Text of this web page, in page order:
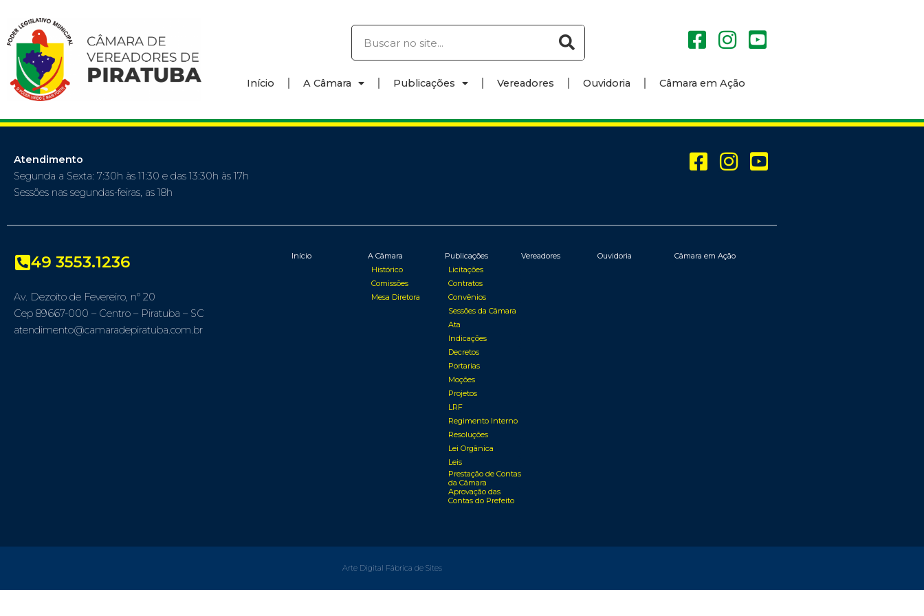
Início A Câmara Publicações Vereadores Ouvidoria Câmara em Ação
Atendimento
Segunda a Sexta: 7:30h às 11:30 e das 13:30h às 17h
Sessões nas segundas-feiras, as 18h
49 3553.1236
Av. Dezoito de Fevereiro, nº 20
Cep 89667-000 – Centro – Piratuba – SC
atendimento@camaradepiratuba.com.br
Início
A Câmara
Histórico
Comissões
Mesa Diretora
Publicações
Licitações
Contratos
Convênios
Sessões da Câmara
Ata
Indicações
Decretos
Portarias
Moções
Projetos
LRF
Regimento Interno
Resoluções
Lei Orgânica
Leis
Prestação de Contas
da Câmara
Aprovação das
Contas do Prefeito
Vereadores Ouvidoria Câmara em Ação
Arte Digital Fábrica de Sites